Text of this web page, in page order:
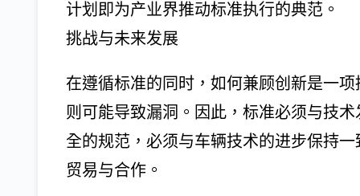
计划即为产业界推动标准执行的典范。
挑战与未来发展
在遵循标准的同时，如何兼顾创新是一
则可能导致漏洞。因此，标准必须与技
全的规范，必须与车辆技术的进步保持
贸易与合作。